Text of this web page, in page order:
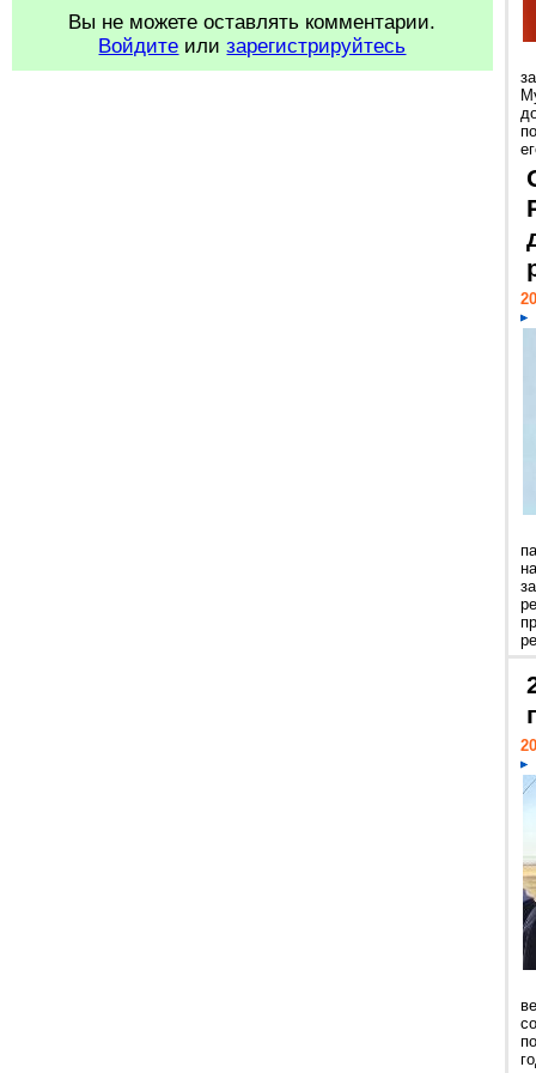
Вы не можете оставлять комментарии.
Войдите илизарегистрируйтесь